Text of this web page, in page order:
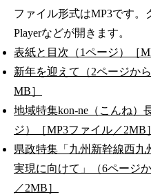
ファイル形式はMP3です。
Playerなどが開きます。
表紙と目次（1ページ）［
新年を迎えて（2ページか
MB］
地域特集kon-ne（こんね）
ジ）［MP3ファイル／2MB］
県政特集「九州新幹線西
実現に向けて」（6ページ
／2MB］